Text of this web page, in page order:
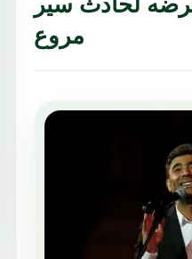
مروع